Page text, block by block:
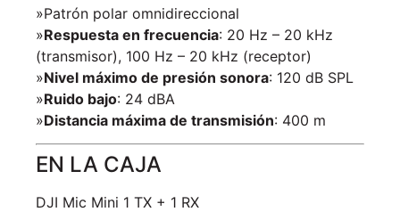
»Patrón polar omnidireccional
»Respuesta en frecuencia: 20 Hz – 20 kHz
(transmisor), 100 Hz – 20 kHz (receptor)
»Nivel máximo de presión sonora: 120 dB SPL
»Ruido bajo: 24 dBA
»Distancia máxima de transmisión: 400 m
EN LA CAJA
DJI Mic Mini 1 TX + 1 RX